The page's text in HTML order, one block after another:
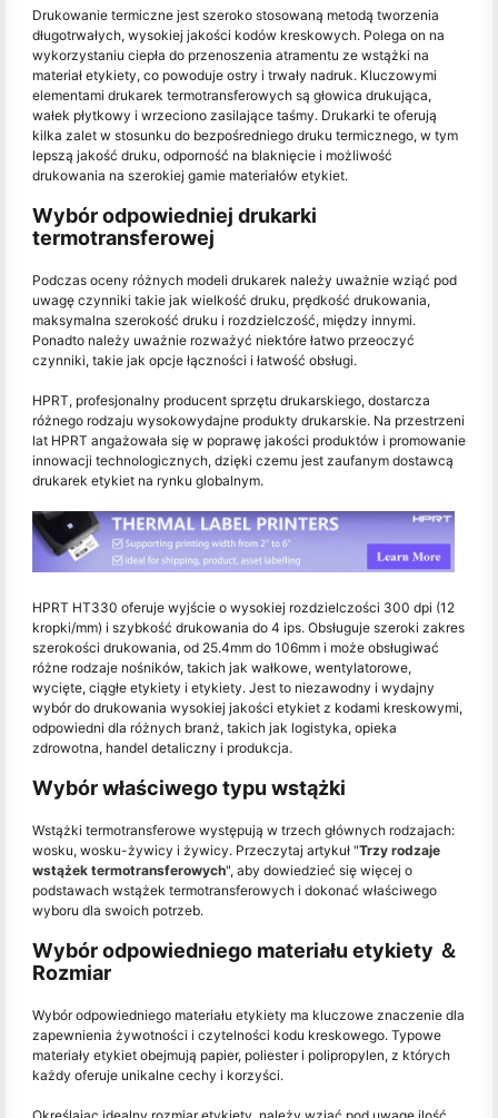
Drukowanie termiczne jest szeroko stosowaną metodą tworzenia
długotrwałych, wysokiej jakości kodów kreskowych. Polega on na
wykorzystaniu ciepła do przenoszenia atramentu ze wstążki na
materiał etykiety, co powoduje ostry i trwały nadruk. Kluczowymi
elementami drukarek termotransferowych są głowica drukująca,
wałek płytkowy i wrzeciono zasilające taśmy. Drukarki te oferują
kilka zalet w stosunku do bezpośredniego druku termicznego, w tym
lepszą jakość druku, odporność na blaknięcie i możliwość
drukowania na szerokiej gamie materiałów etykiet.
Wybór odpowiedniej drukarki
termotransferowej
Podczas oceny różnych modeli drukarek należy uważnie wziąć pod
uwagę czynniki takie jak wielkość druku, prędkość drukowania,
maksymalna szerokość druku i rozdzielczość, między innymi.
Ponadto należy uważnie rozważyć niektóre łatwo przeoczyć
czynniki, takie jak opcje łączności i łatwość obsługi.
HPRT, profesjonalny producent sprzętu drukarskiego, dostarcza
różnego rodzaju wysokowydajne produkty drukarskie. Na przestrzeni
lat HPRT angażowała się w poprawę jakości produktów i promowanie
innowacji technologicznych, dzięki czemu jest zaufanym dostawcą
drukarek etykiet na rynku globalnym.
HPRT HT330 oferuje wyjście o wysokiej rozdzielczości 300 dpi (12
kropki/mm) i szybkość drukowania do 4 ips. Obsługuje szeroki zakres
szerokości drukowania, od 25.4mm do 106mm i może obsługiwać
różne rodzaje nośników, takich jak wałkowe, wentylatorowe,
wycięte, ciągłe etykiety i etykiety. Jest to niezawodny i wydajny
wybór do drukowania wysokiej jakości etykiet z kodami kreskowymi,
odpowiedni dla różnych branż, takich jak logistyka, opieka
zdrowotna, handel detaliczny i produkcja.
Wybór właściwego typu wstążki
Wstążki termotransferowe występują w trzech głównych rodzajach:
wosku, wosku-żywicy i żywicy. Przeczytaj artykuł "Trzy rodzaje
wstążek termotransferowych", aby dowiedzieć się więcej o
podstawach wstążek termotransferowych i dokonać właściwego
wyboru dla swoich potrzeb.
Wybór odpowiedniego materiału etykiety ＆
Rozmiar
Wybór odpowiedniego materiału etykiety ma kluczowe znaczenie dla
zapewnienia żywotności i czytelności kodu kreskowego. Typowe
materiały etykiet obejmują papier, poliester i polipropylen, z których
każdy oferuje unikalne cechy i korzyści.